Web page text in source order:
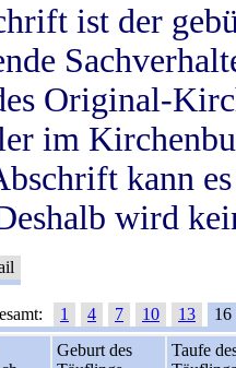
ist der
Original-
im
kann
wird
1 4 7 10 13
16
Geburt des
Taufe